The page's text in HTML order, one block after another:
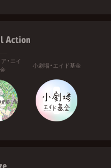
Action
・エイ
小劇場・エイド基金